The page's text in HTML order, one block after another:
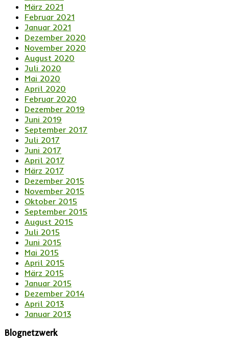
März 2021
Februar 2021
Januar 2021
Dezember 2020
November 2020
August 2020
Juli 2020
Mai 2020
April 2020
Februar 2020
Dezember 2019
Juni 2019
September 2017
Juli 2017
Juni 2017
April 2017
März 2017
Dezember 2015
November 2015
Oktober 2015
September 2015
August 2015
Juli 2015
Juni 2015
Mai 2015
April 2015
März 2015
Januar 2015
Dezember 2014
April 2013
Januar 2013
Blognetzwerk